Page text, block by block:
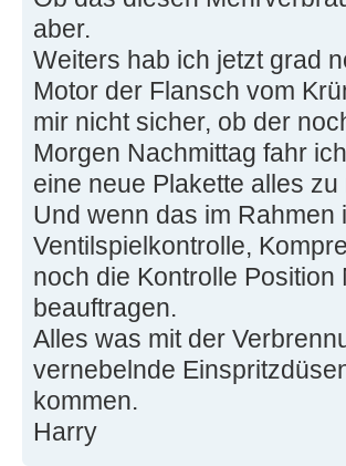
aber.
Weiters hab ich jetzt grad
Motor der Flansch vom
mir nicht sicher, ob der
Morgen Nachmittag fahr
eine neue Plakette alles
Und wenn das im
Ventilspielkontrolle,
noch die Kontrolle
beauftragen.
Alles was mit der
vernebelnde
kommen.
Harry